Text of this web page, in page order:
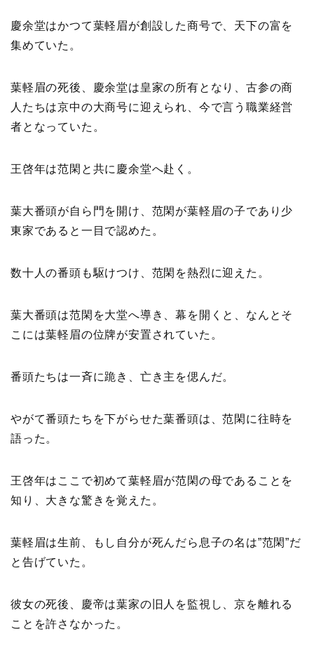
慶余堂はかつて葉軽眉が創設した商号で、天下の富を
集めていた。
葉軽眉の死後、慶余堂は皇家の所有となり、古参の商
人たちは京中の大商号に迎えられ、今で言う職業経営
者となっていた。
王啓年は范閑と共に慶余堂へ赴く。
葉大番頭が自ら門を開け、范閑が葉軽眉の子であり少
東家であると一目で認めた。
数十人の番頭も駆けつけ、范閑を熱烈に迎えた。
葉大番頭は范閑を大堂へ導き、幕を開くと、なんとそ
こには葉軽眉の位牌が安置されていた。
番頭たちは一斉に跪き、亡き主を偲んだ。
やがて番頭たちを下がらせた葉番頭は、范閑に往時を
語った。
王啓年はここで初めて葉軽眉が范閑の母であることを
知り、大きな驚きを覚えた。
葉軽眉は生前、もし自分が死んだら息子の名は”范閑”だ
と告げていた。
彼女の死後、慶帝は葉家の旧人を監視し、京を離れる
ことを許さなかった。